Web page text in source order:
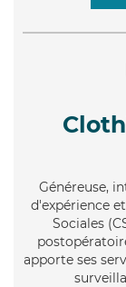
Généreuse,
d'expérience
Sociales
apporte ses